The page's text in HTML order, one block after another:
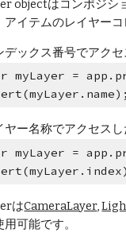
objectはコンポジシ
アイテムのレイヤー
デックス番号でアク
myLayer =
ヤー名称でアクセス
myLayer =
はCameraLayer,
用可能です。